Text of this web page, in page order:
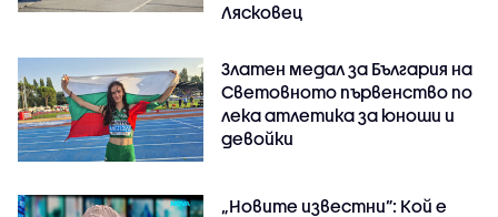
Лясковец
Златен медал за България на
Световното първенство по
лека атлетика за юноши и
девойки
„Новите известни”: Кой е